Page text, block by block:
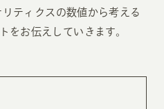
ティクスの数値から考える
をお伝えしていきます。